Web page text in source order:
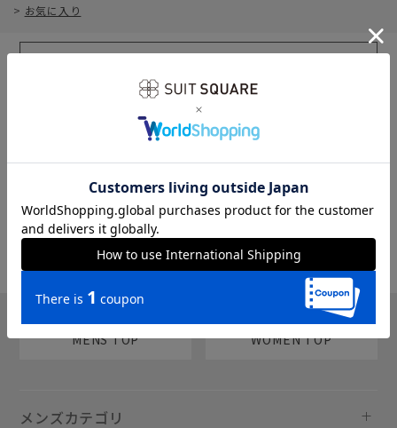
> お気に入り
sms
MENS TOP WOMEN TOP
メンズカテゴリ